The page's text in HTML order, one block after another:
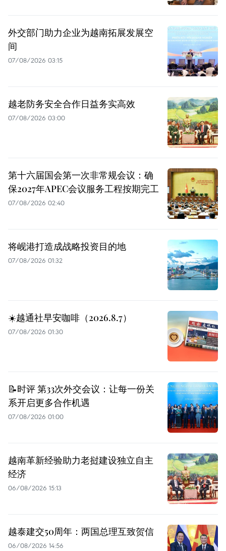
外交部门助力企业为越南拓展发展空
间
07/08/2026 03:15
越老防务安全合作日益务实高效
07/08/2026 03:00
第十六届国会第一次非常规会议：确
保2027年APEC会议服务工程按期完工
07/08/2026 02:40
将岘港打造成战略投资目的地
07/08/2026 01:32
☀️越通社早安咖啡（2026.8.7）
07/08/2026 01:30
📝时评 第33次外交会议：让每一份关
系开启更多合作机遇
07/08/2026 01:00
越南革新经验助力老挝建设独立自主
经济
06/08/2026 15:13
越泰建交50周年：两国总理互致贺信
06/08/2026 14:56